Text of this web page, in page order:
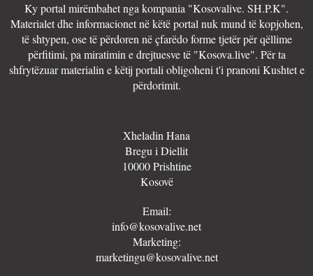
Ky portal mirëmbahet nga kompania "Kosovalive. SH.P.K".
Materialet dhe informacionet në këtë portal nuk mund të kopjohen,
të shtypen, ose të përdoren në çfarëdo forme tjetër për qëllime
përfitimi, pa miratimin e drejtuesve të "Kosova.live". Për ta
shfrytëzuar materialin e këtij portali obligoheni t'i pranoni Kushtet e
përdorimit.
Xheladin Hana
Bregu i Diellit
10000 Prishtine
Kosovë
Email:
info@kosovalive.net
Marketing:
marketingu@kosovalive.net